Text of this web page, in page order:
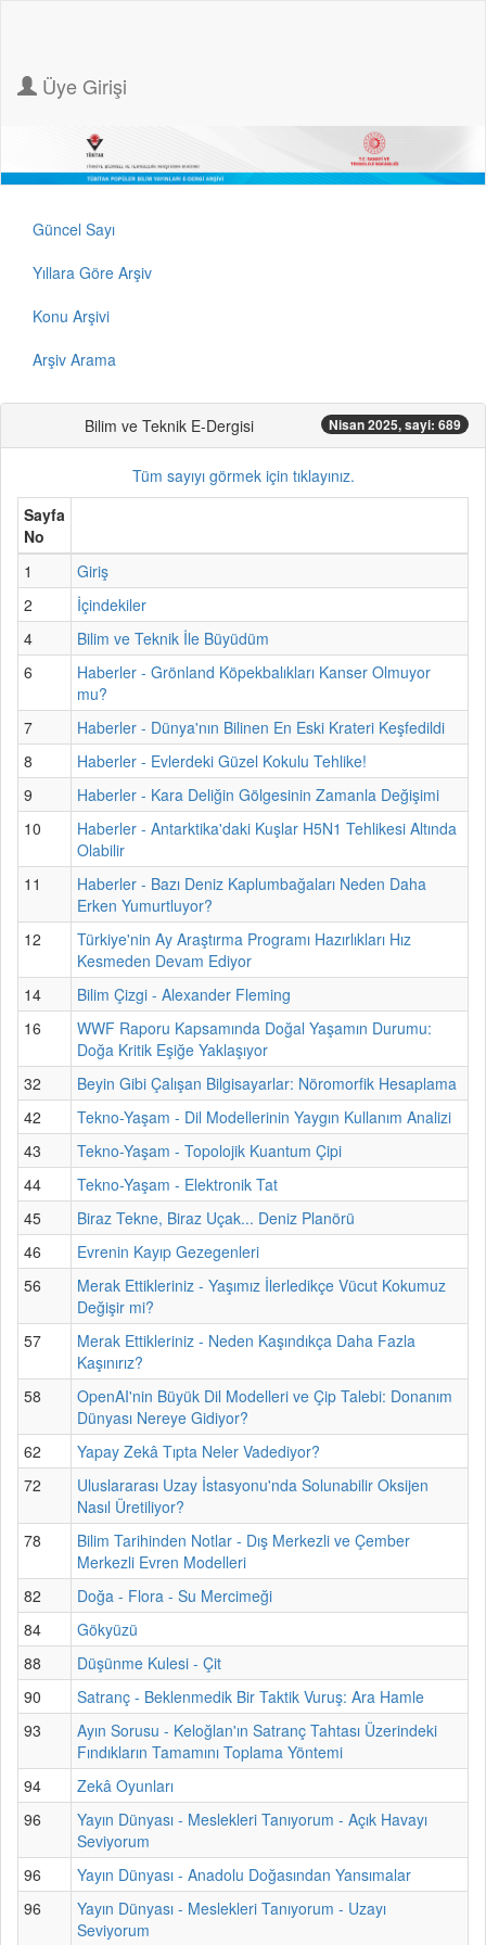
Üye Girişi
Güncel Sayı
Yıllara Göre Arşiv
Konu Arşivi
Arşiv Arama
Bilim ve Teknik E-Dergisi Nisan 2025, sayi: 689
Tüm sayıyı görmek için tıklayınız.
Sayfa
No
1
Giriş
2
İçindekiler
4
Bilim ve Teknik İle Büyüdüm
6
Haberler - Grönland Köpekbalıkları Kanser Olmuyor
mu?
7
Haberler - Dünya'nın Bilinen En Eski Krateri Keşfedildi
8
Haberler - Evlerdeki Güzel Kokulu Tehlike!
9
Haberler - Kara Deliğin Gölgesinin Zamanla Değişimi
10
Haberler - Antarktika'daki Kuşlar H5N1 Tehlikesi Altında
Olabilir
11
Haberler - Bazı Deniz Kaplumbağaları Neden Daha
Erken Yumurtluyor?
12
Türkiye'nin Ay Araştırma Programı Hazırlıkları Hız
Kesmeden Devam Ediyor
14
Bilim Çizgi - Alexander Fleming
16
WWF Raporu Kapsamında Doğal Yaşamın Durumu:
Doğa Kritik Eşiğe Yaklaşıyor
32
Beyin Gibi Çalışan Bilgisayarlar: Nöromorfik Hesaplama
42
Tekno-Yaşam - Dil Modellerinin Yaygın Kullanım Analizi
43
Tekno-Yaşam - Topolojik Kuantum Çipi
44
Tekno-Yaşam - Elektronik Tat
45
Biraz Tekne, Biraz Uçak... Deniz Planörü
46
Evrenin Kayıp Gezegenleri
56
Merak Ettikleriniz - Yaşımız İlerledikçe Vücut Kokumuz
Değişir mi?
57
Merak Ettikleriniz - Neden Kaşındıkça Daha Fazla
Kaşınırız?
58
OpenAI'nin Büyük Dil Modelleri ve Çip Talebi: Donanım
Dünyası Nereye Gidiyor?
62
Yapay Zekâ Tıpta Neler Vadediyor?
72
Uluslararası Uzay İstasyonu'nda Solunabilir Oksijen
Nasıl Üretiliyor?
78
Bilim Tarihinden Notlar - Dış Merkezli ve Çember
Merkezli Evren Modelleri
82
Doğa - Flora - Su Mercimeği
84
Gökyüzü
88
Düşünme Kulesi - Çit
90
Satranç - Beklenmedik Bir Taktik Vuruş: Ara Hamle
93
Ayın Sorusu - Keloğlan'ın Satranç Tahtası Üzerindeki
Fındıkların Tamamını Toplama Yöntemi
94
Zekâ Oyunları
96
Yayın Dünyası - Meslekleri Tanıyorum - Açık Havayı
Seviyorum
96
Yayın Dünyası - Anadolu Doğasından Yansımalar
96
Yayın Dünyası - Meslekleri Tanıyorum - Uzayı
Seviyorum